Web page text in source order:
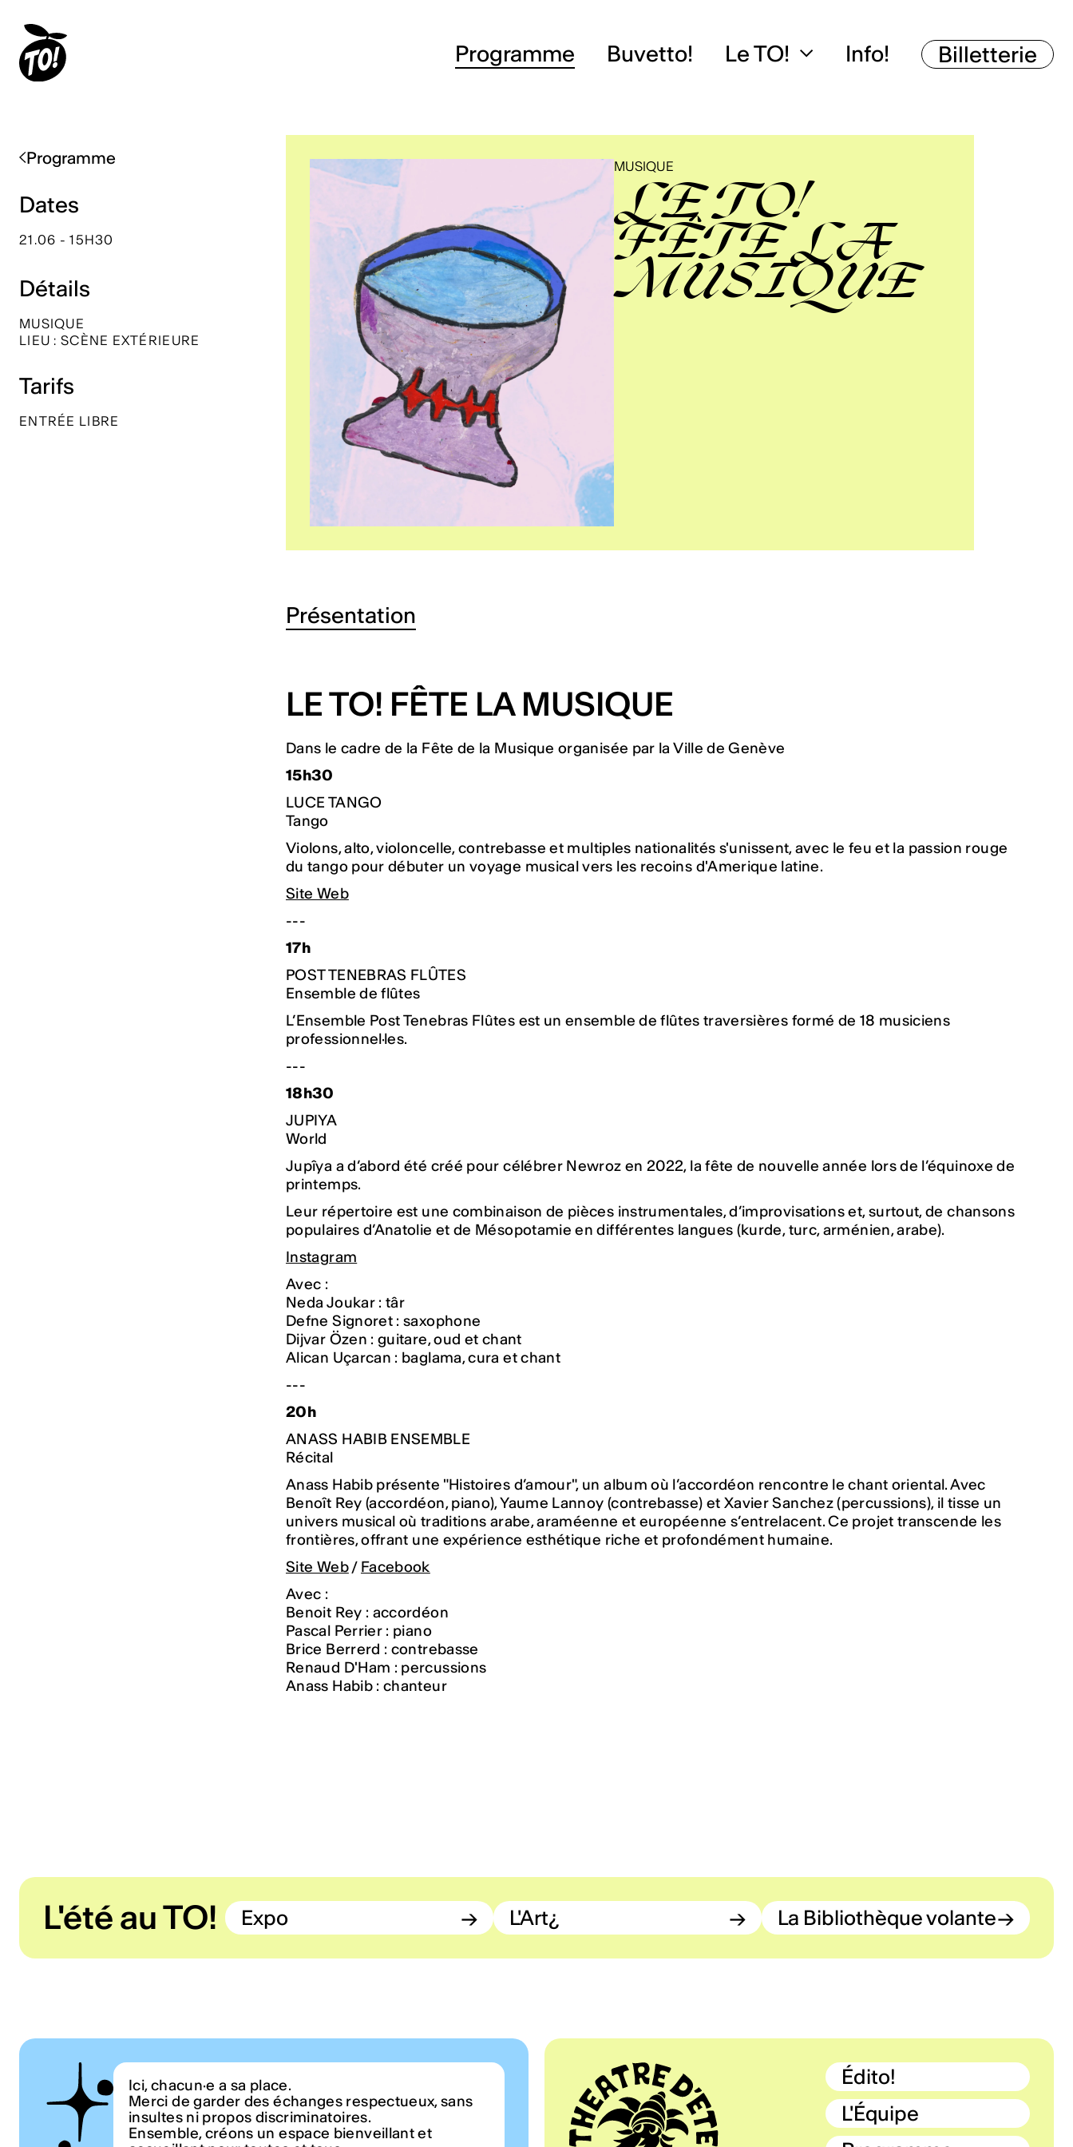
Programme Buvetto! Le TO! Info! Billetterie
Programme
Dates
21.06 - 15H30
Détails
MUSIQUE
LIEU : SCÈNE EXTÉRIEURE
Tarifs
ENTRÉE LIBRE
MUSIQUE
LE TO!
FÊTE LA
MUSIQUE
Présentation
LE TO! FÊTE LA MUSIQUE
Dans le cadre de la Fête de la Musique organisée par la Ville de Genève
15h30
LUCE TANGO
Tango
Violons, alto, violoncelle, contrebasse et multiples nationalités s'unissent, avec le feu et la passion rouge
du tango pour débuter un voyage musical vers les recoins d'Amerique latine.
Site Web
---
17h
POST TENEBRAS FLÛTES
Ensemble de flûtes
L’Ensemble Post Tenebras Flûtes est un ensemble de flûtes traversières formé de 18 musiciens
professionnel·les.
---
18h30
JUPIYA
World
Jupîya a d’abord été créé pour célébrer Newroz en 2022, la fête de nouvelle année lors de l’équinoxe de
printemps.
Leur répertoire est une combinaison de pièces instrumentales, d’improvisations et, surtout, de chansons
populaires d’Anatolie et de Mésopotamie en différentes langues (kurde, turc, arménien, arabe).
Instagram
Avec :
Neda Joukar : târ
Defne Signoret : saxophone
Dijvar Özen : guitare, oud et chant
Alican Uçarcan : baglama, cura et chant
---
20h
ANASS HABIB ENSEMBLE
Récital
Anass Habib présente "Histoires d’amour", un album où l’accordéon rencontre le chant oriental. Avec
Benoît Rey (accordéon, piano), Yaume Lannoy (contrebasse) et Xavier Sanchez (percussions), il tisse un
univers musical où traditions arabe, araméenne et européenne s’entrelacent. Ce projet transcende les
frontières, offrant une expérience esthétique riche et profondément humaine.
Site Web/ Facebook
Avec :
Benoit Rey : accordéon
Pascal Perrier : piano
Brice Berrerd : contrebasse
Renaud D'Ham : percussions
Anass Habib : chanteur
L'été au TO! Expo → L'Art¿ → La Bibliothèque volante→
Ici, chacun·e a sa place.
Merci de garder des échanges respectueux, sans
insultes ni propos discriminatoires.
Ensemble, créons un espace bienveillant et
Édito!
L'Équipe